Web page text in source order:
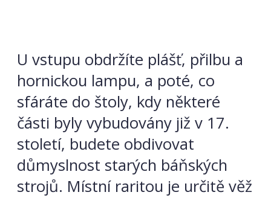
U vstupu obdržíte plášť, přilbu a
hornickou lampu, a poté, co
sfáráte do štoly, kdy některé
části byly vybudovány již v 17.
století, budete obdivovat
důmyslnost starých báňských
strojů. Místní raritou je určitě věž